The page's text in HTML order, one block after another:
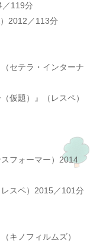
119分
2012／113分
セテラ・インターナ
仮題）』（レスペ）
フォーマー）2014
スペ）2015／101分
キノフィルムズ）